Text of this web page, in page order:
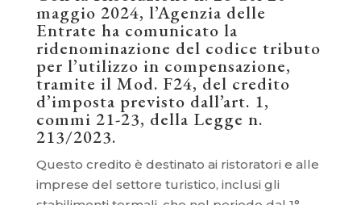
maggio 2024, l’Agenzia delle
Entrate ha comunicato la
ridenominazione del codice tributo
per l’utilizzo in compensazione,
tramite il Mod. F24, del credito
d’imposta previsto dall’art. 1,
commi 21-23, della Legge n.
213/2023.
Questo credito è destinato ai ristoratori e alle
imprese del settore turistico, inclusi gli